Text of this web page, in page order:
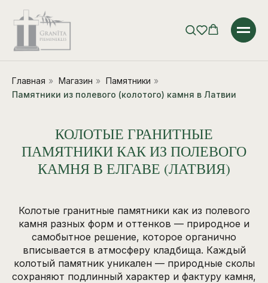
Главная » Магазин » Памятники »
Памятники из полевого (колотого) камня в Латвии
КОЛОТЫЕ ГРАНИТНЫЕ
ПАМЯТНИКИ КАК ИЗ ПОЛЕВОГО
КАМНЯ В ЕЛГАВЕ (ЛАТВИЯ)
Колотые гранитные памятники как из полевого
камня разных форм и оттенков — природное и
самобытное решение, которое органично
вписывается в атмосферу кладбища. Каждый
колотый памятник уникален — природные сколы
сохраняют подлинный характер и фактуру камня,